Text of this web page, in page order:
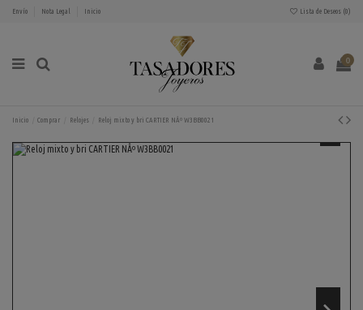
Envío Nota Legal Inicio Lista de Deseos (0)
0
Inicio Comprar Relojes Reloj mixto y bri CARTIER NÂº W3BB0021